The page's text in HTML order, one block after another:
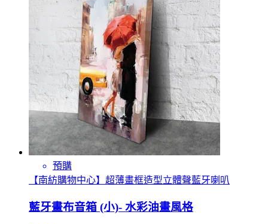
預購
【南紡購物中心】超薄畫框造型立體聲藍牙喇叭
藍牙畫布音箱 (小)- 水彩油畫風格